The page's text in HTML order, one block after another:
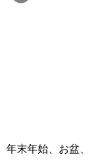
末年始、お盆、